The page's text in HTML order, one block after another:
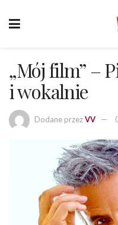
„Mój film” –
i wokalnie
Dodane przezVV